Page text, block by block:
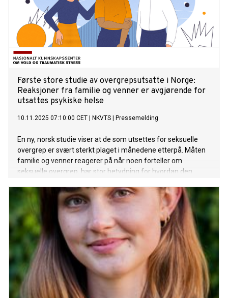
Første store studie av overgrepsutsatte i Norge:
Reaksjoner fra familie og venner er avgjørende for
utsattes psykiske helse
10.11.2025 07:10:00 CET NKVTS Pressemelding
En ny, norsk studie viser at de som utsettes for seksuelle
overgrep er svært sterkt plaget i månedene etterpå. Måten
familie og venner reagerer på når noen forteller om
seksuelle overgrep, har stor betydning for hvordan den
nærmeste gjøre posttraumatiske stressreaksjoner verre.